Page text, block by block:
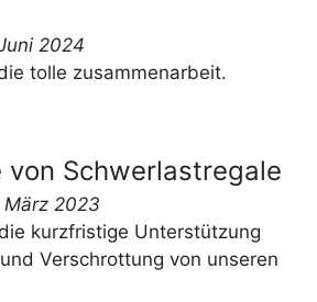
2024
tolle zusammenarbeit.
von Schwerlastregale
März 2023
kurzfristige Unterstützung
Verschrottung von unseren